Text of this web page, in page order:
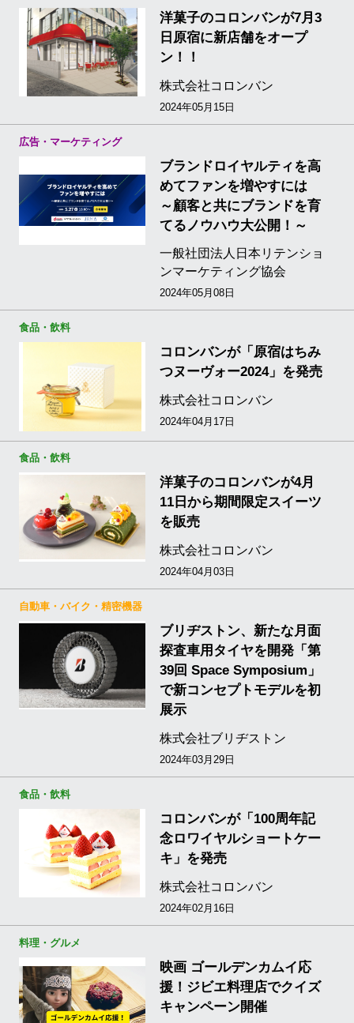
洋菓子のコロンバンが7月3
日原宿に新店舗をオープ
ン！！
株式会社コロンバン
2024年05月15日
広告・マーケティング
ブランドロイヤルティを高
めてファンを増やすには
～顧客と共にブランドを育
てるノウハウ大公開！～
一般社団法人日本リテンショ
ンマーケティング協会
2024年05月08日
食品・飲料
コロンバンが「原宿はちみ
つヌーヴォー2024」を発売
株式会社コロンバン
2024年04月17日
食品・飲料
洋菓子のコロンバンが4月
11日から期間限定スイーツ
を販売
株式会社コロンバン
2024年04月03日
自動車・バイク・精密機器
ブリヂストン、新たな月面
探査車用タイヤを開発「第
39回 Space Symposium」
で新コンセプトモデルを初
展示
株式会社ブリヂストン
2024年03月29日
食品・飲料
コロンバンが「100周年記
念ロワイヤルショートケー
キ」を発売
株式会社コロンバン
2024年02月16日
料理・グルメ
映画 ゴールデンカムイ応
援！ジビエ料理店でクイズ
キャンペーン開催